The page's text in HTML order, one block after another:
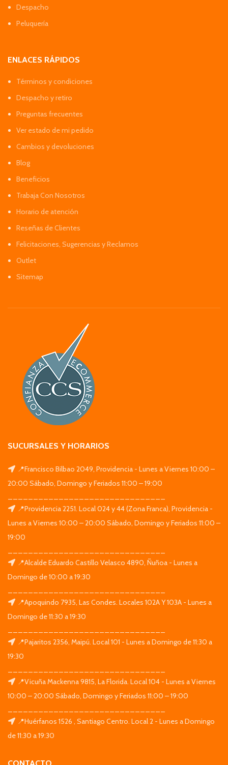
Despacho
Peluquería
ENLACES RÁPIDOS
Términos y condiciones
Despacho y retiro
Preguntas frecuentes
Ver estado de mi pedido
Cambios y devoluciones
Blog
Beneficios
Trabaja Con Nosotros
Horario de atención
Reseñas de Clientes
Felicitaciones, Sugerencias y Reclamos
Outlet
Sitemap
SUCURSALES Y HORARIOS
📍Francisco Bilbao 2049, Providencia - Lunes a Viernes 10:00 –
20:00 Sábado, Domingo y Feriados 11:00 – 19:00
📍Providencia 2251. Local 024 y 44 (Zona Franca), Providencia -
Lunes a Viernes 10:00 – 20:00 Sábado, Domingo y Feriados 11:00 –
19:00
📍Alcalde Eduardo Castillo Velasco 4890, Ñuñoa - Lunes a
Domingo de 10:00 a 19:30
📍Apoquindo 7935, Las Condes. Locales 102A Y 103A - Lunes a
Domingo de 11:30 a 19:30
📍Pajaritos 2356, Maipú. Local 101 - Lunes a Domingo de 11:30 a
19:30
📍Vicuña Mackenna 9815, La Florida. Local 104 - Lunes a Viernes
10:00 – 20:00 Sábado, Domingo y Feriados 11:00 – 19:00
📍Huérfanos 1526 , Santiago Centro. Local 2 - Lunes a Domingo
de 11:30 a 19:30